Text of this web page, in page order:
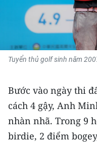
BẠN ĐỌC
KIỂM CHỨNG THÔNG
TRI THỨC CHUYÊN SÂU
54 DÂN TỘC VIỆT NAM
CHƯƠNG TRÌNH
MỘT SẢN PHẨM
Tuyển thủ golf sinh năm
Bước vào ngày thi
cách 4 gậy, Anh
nhàn nhã. Trong 9
birdie, 2 điểm